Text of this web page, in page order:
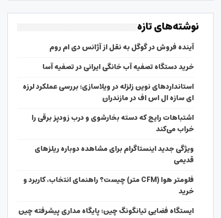
نوشته‌های تازه
آینده فروش در گوگل به نقل از آژانس دی ام روم
خرید دستگاه تصفیه آب خانگی ایرانی در تصفیه آسا
استانداردهای نوین زلزله در ویلاسازی؛ بررسی عملکرد لرزه
ای سازه ال اس اف در مازندران
اشتباهات رایج که دسته بخارشوی و درب زودپز برقی را
خراب می‌کند
ویژگی جدید اینستاگرام برای مشاهده دوباره ریلزهای
قدیمی
فلومتر هوا (CFM متر) چیست؟ راهنمای انتخاب، کاربرد و
خرید
ایستگاه فضایی تیانگونگ چین؛ پایگاه مداری پیشرفته چین